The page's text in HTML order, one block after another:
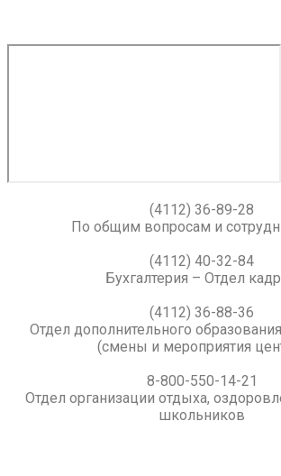
(4112) 36-89-28
По общим вопросам и
(4112) 40-32-84
Бухгалтерия – Отдел
(4112) 36-88-36
Отдел дополнительного
(смены и мероприятия
8-800-550-14-21
Отдел организации отдыха,
школьников